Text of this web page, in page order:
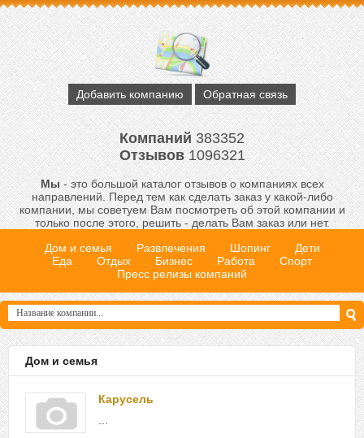
Добавить компанию Обратная связь
Компаний383352
Отзывов1096321
Мы- это большой каталог отзывов о компаниях всех
направлений. Перед тем как сделать заказ у какой-либо
компании, мы советуем Вам посмотреть об этой компании и
только после этого, решить - делать Вам заказ или нет.
Дом и семья
Развлечения Шопинг
Дети
Еда
Отдых Бизнес Работа
Спорт
Пресс релизы компаний
Дом и семья
Карусель